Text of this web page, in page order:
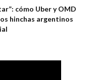
cómo Uber y OMD
hinchas argentinos